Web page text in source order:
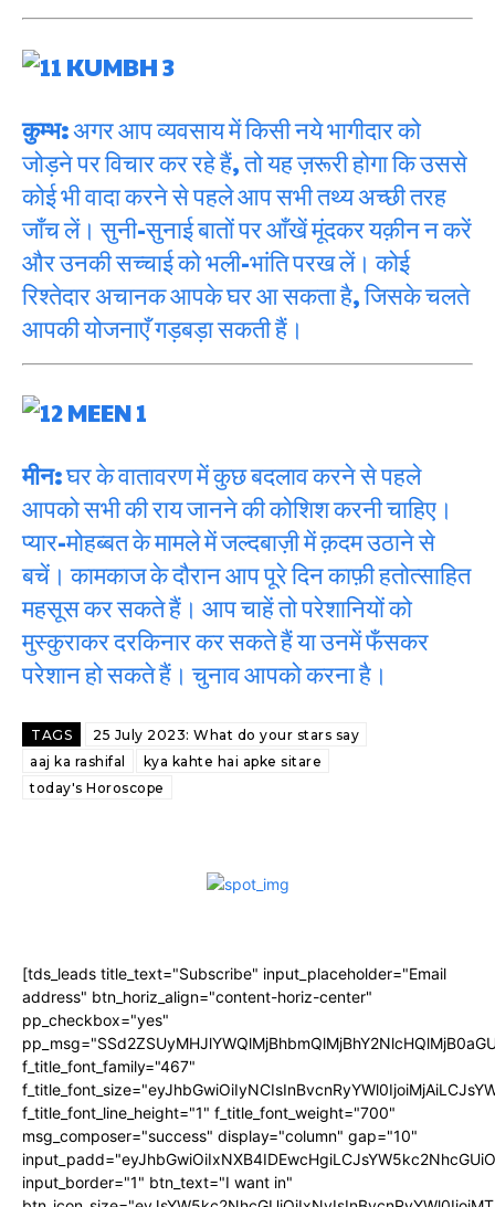
कुम्भ:अगर आप व्यवसाय में किसी नये भागीदार को
जोड़ने पर विचार कर रहे हैं, तो यह ज़रूरी होगा कि उससे
कोई भी वादा करने से पहले आप सभी तथ्य अच्छी तरह
जाँच लें। सुनी-सुनाई बातों पर आँखें मूंदकर यक़ीन न करें
और उनकी सच्चाई को भली-भांति परख लें। कोई
रिश्तेदार अचानक आपके घर आ सकता है, जिसके चलते
आपकी योजनाएँ गड़बड़ा सकती हैं।
मीन:घर के वातावरण में कुछ बदलाव करने से पहले
आपको सभी की राय जानने की कोशिश करनी चाहिए।
प्यार-मोहब्बत के मामले में जल्दबाज़ी में क़दम उठाने से
बचें। कामकाज के दौरान आप पूरे दिन काफ़ी हतोत्साहित
महसूस कर सकते हैं। आप चाहें तो परेशानियों को
मुस्कुराकर दरकिनार कर सकते हैं या उनमें फँसकर
परेशान हो सकते हैं। चुनाव आपको करना है।
TAGS
25 July 2023: What do your stars say
aaj ka rashifal
kya kahte hai apke sitare
today's Horoscope
[tds_leads title_text="Subscribe" input_placeholder="Email
address" btn_horiz_align="content-horiz-center"
pp_checkbox="yes"
f_title_font_family="467"
f_title_font_line_height="1" f_title_font_weight="700"
msg_composer="success" display="column" gap="10"
input_border="1" btn_text="I want in"